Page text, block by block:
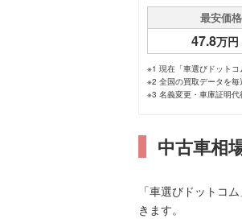
最安価格
47.8万円
※1 現在「車選びドットコ
※2 全国の買取データを毎
※3 名義変更・車庫証明代
中古車相
「車選びドットコ
きます。